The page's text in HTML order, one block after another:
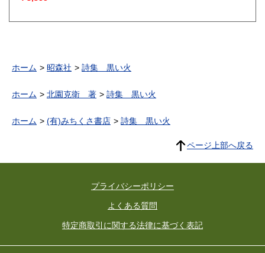
ホーム 昭森社 詩集 黒い火
ホーム 北園克衛 著 詩集 黒い火
ホーム (有)みちくさ書店 詩集 黒い火
ページ上部へ戻る
プライバシーポリシー
よくある質問
特定商取引に関する法律に基づく表記